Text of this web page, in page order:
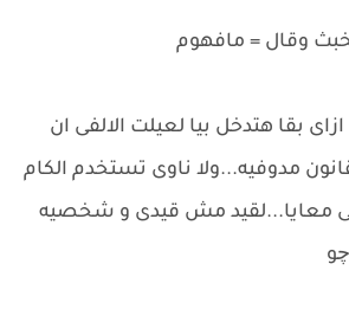
وقال = مافهوم
ازاى بقا هتدخل بيا لعيلت الالفى ان
مدوفيه...ولا ناوى تستخدم الكام
معايا...لقيد مش قيدى و شخصيه